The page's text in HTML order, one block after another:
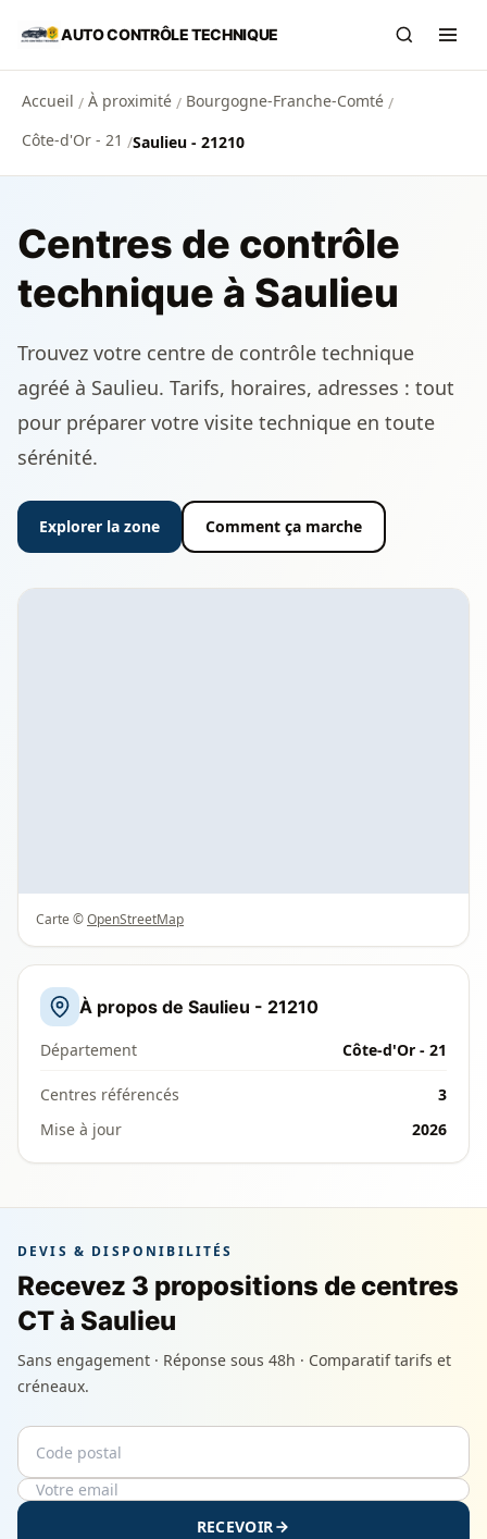
Aller au contenu principal
AUTO CONTRÔLE TECHNIQUE
Accueil / À proximité / Bourgogne-Franche-Comté /
Côte-d'Or - 21 /Saulieu - 21210
Centres de contrôle
technique à Saulieu
Trouvez votre centre de contrôle technique
agréé à Saulieu. Tarifs, horaires, adresses : tout
pour préparer votre visite technique en toute
sérénité.
Explorer la zone Comment ça marche
Carte ©OpenStreetMap
À propos de Saulieu - 21210
Département Côte-d'Or - 21
Centres référencés
3
Mise à jour
2026
DEVIS & DISPONIBILITÉS
Recevez 3 propositions de centres
CT à Saulieu
Sans engagement · Réponse sous 48h · Comparatif tarifs et
créneaux.
Code postal
Email
RECEVOIR